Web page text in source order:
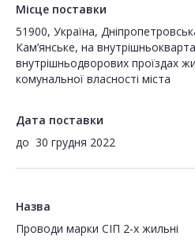
Місце поставки
51900, Україна,
Кам’янське, на
внутрішньодворових проїздах
комунальної власності міста
Дата поставки
до 30 грудня 2022
Назва
Проводи марки СІП 2-х жильні